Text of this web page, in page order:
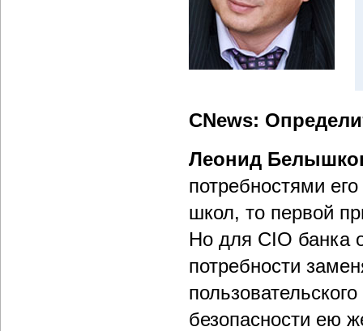
CNews:
Леонид
потребностями
школ, то первой
Но для CIO банка
потребности
безопасности ею